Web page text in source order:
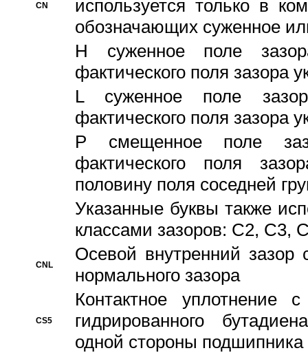
CN
используется только в
обозначающих суженное
H суженное поле
фактического поля зазора
L суженное поле
фактического поля зазора
P смещенное поле
фактического поля
половину поля соседней
Указанные буквы также
классами зазоров: С2,
CNL
Осевой внутренний зазор
нормального зазора
CS5
Контактное уплотнение
гидрированного
одной стороны подшипника